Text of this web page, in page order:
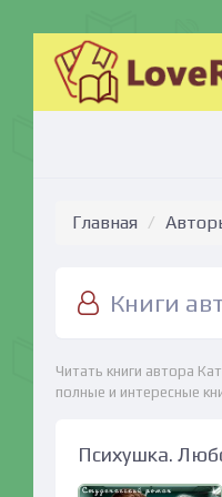
Главная
Книги
Читать книги автора
полные и интересные